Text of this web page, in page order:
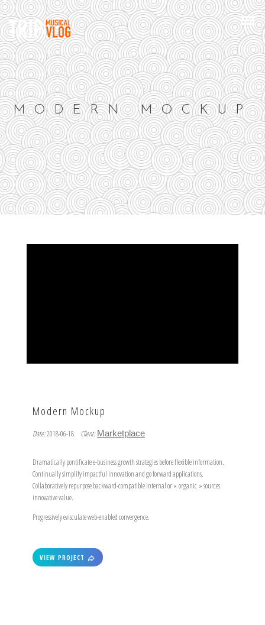
MODERN MOCKUP
Modern Mockup
Date:2018-06-18 Client: Marketplace
Dramatically pontificate e-business growth strategies before flexible information.
Continually simplify impactful innovation and go forward applications.
Collaboratively repurpose backward-compatible internal or « organic » sources
innovative value.
Progressively evisculate web-enabled convergence.
VIEW PROJECT